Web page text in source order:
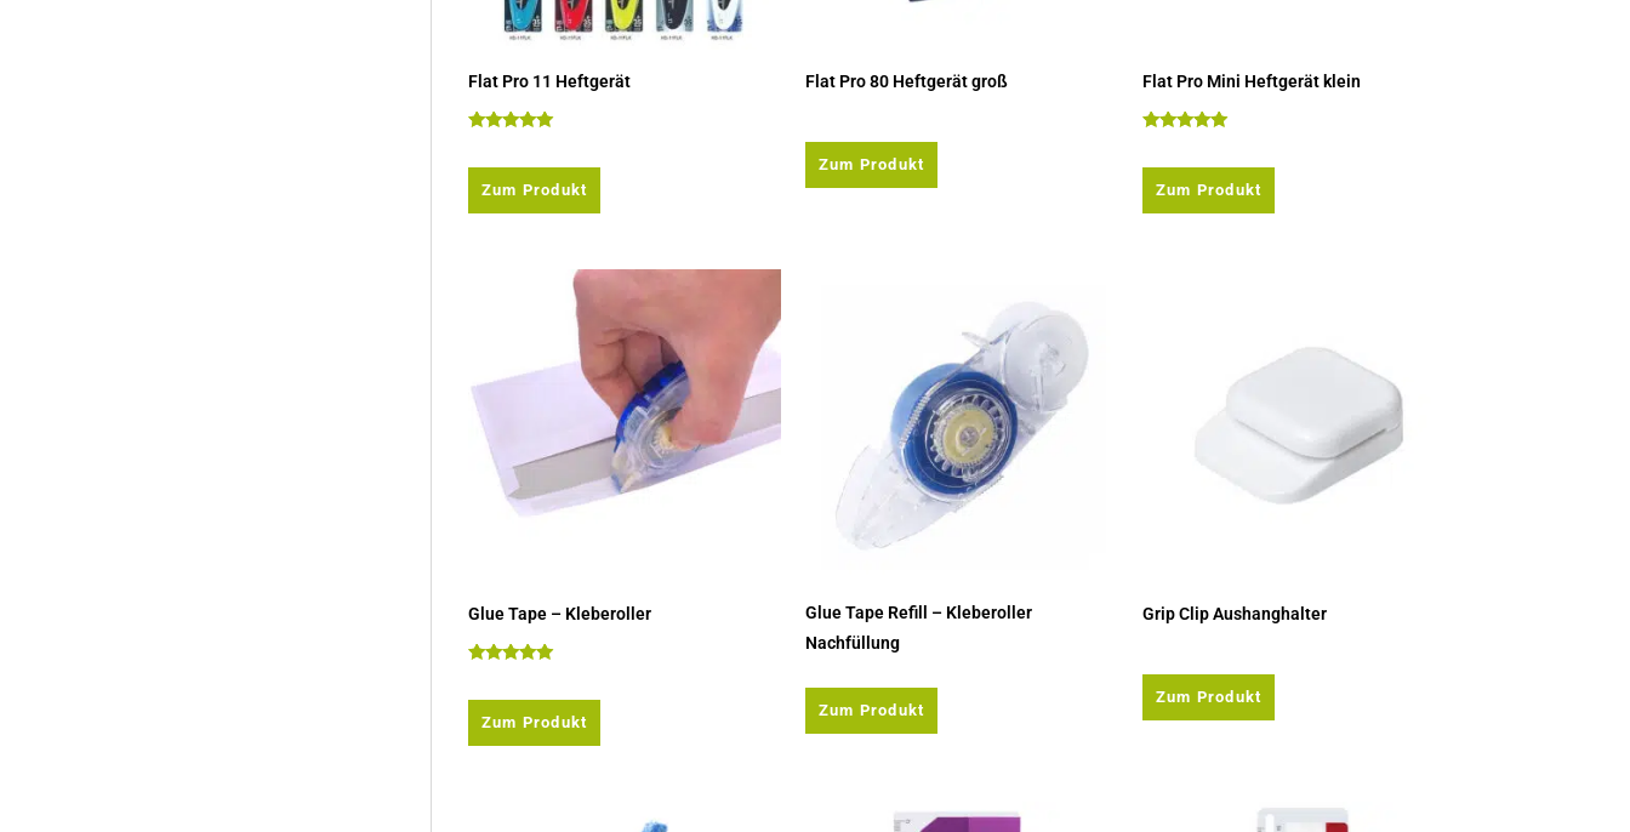
Flat Pro 11 Heftgerät
Zum Produkt
Flat Pro 80 Heftgerät groß
Zum Produkt
Flat Pro Mini Heftgerät klein
Zum Produkt
Glue Tape – Kleberoller
Zum Produkt
Glue Tape Refill – Kleberoller
Nachfüllung
Zum Produkt
Grip Clip Aushanghalter
Zum Produkt